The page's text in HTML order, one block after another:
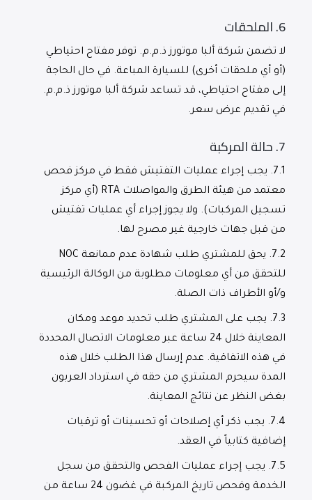
6. الملحقات
لا تضمن شركة ألبا موتورز ذ.م.م. توفر مفتاح احتياطي
(أو أي ملحقات أخرى) للسيارة المباعة. في حال الحاجة
إلى مفتاح احتياطي، قد تساعد شركة ألبا موتورز ذ.م.م.
في تقديم عرض سعر.
7. حالة المركبة
7.1.
يجب إجراء عمليات التفتيش فقط في مركز فحص
معتمد من هيئة الطرق والمواصلات RTA (أي مركز
تسجيل المركبات). ولا يجوز إجراء أي عمليات تفتيش
من قبل جهات خارجية غير مصرح لها.
7.2.
يحق للمشتري طلب شهادة عدم ممانعة NOC
للتحقق من أي معلومات مطلوبة من الوكالة الرئيسية
و/أو الأطراف ذات الصلة.
7.3.
يجب على المشتري طلب تحديد موعد ومكان
المعاينة خلال 24 ساعة عبر معلومات الاتصال المحددة
في هذه الاتفاقية. عدم إرسال هذا الطلب خلال هذه
المدة سيحرم المشتري من حقه في استرداد العربون
بغض النظر عن نتائج المعاينة.
7.4.
يجب ذكر أي إصلاحات أو تحسينات أو ترقيات
إضافية كتابياً في العقد.
7.5.
يجب إجراء عمليات الفحص والتحقق من سجل
الخدمة وفحص تاريخ المركبة في غضون 24 ساعة من